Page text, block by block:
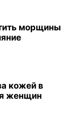
морщины
кожей в
женщин